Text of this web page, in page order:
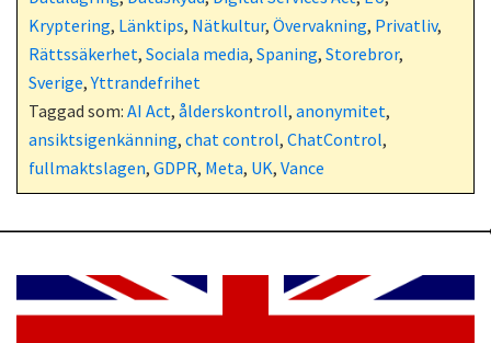
Kryptering, Länktips, Nätkultur, Övervakning, Privatliv,
Rättssäkerhet, Sociala media, Spaning, Storebror,
Sverige,Yttrandefrihet
Taggad som: AI Act, ålderskontroll, anonymitet,
ansiktsigenkänning, chat control, ChatControl,
fullmaktslagen, GDPR, Meta, UK, Vance